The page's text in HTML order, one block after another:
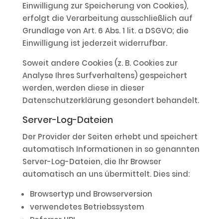
Einwilligung zur Speicherung von Cookies),
erfolgt die Verarbeitung ausschließlich auf
Grundlage von Art. 6 Abs. 1 lit. a DSGVO; die
Einwilligung ist jederzeit widerrufbar.
Soweit andere Cookies (z. B. Cookies zur
Analyse Ihres Surfverhaltens) gespeichert
werden, werden diese in dieser
Datenschutzerklärung gesondert behandelt.
Server-Log-Dateien
Der Provider der Seiten erhebt und speichert
automatisch Informationen in so genannten
Server-Log-Dateien, die Ihr Browser
automatisch an uns übermittelt. Dies sind:
Browsertyp und Browserversion
verwendetes Betriebssystem